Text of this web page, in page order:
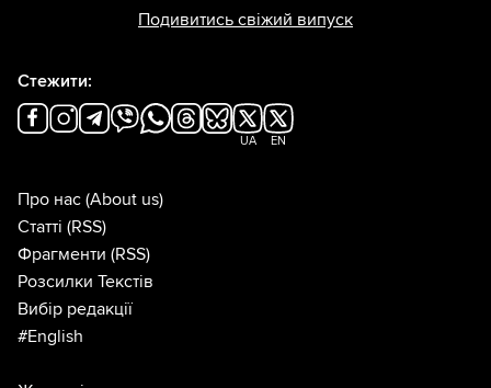
Подивитись свіжий випуск
Стежити:
UA EN
Про нас (About us)
Статті (RSS)
Фрагменти (RSS)
Розсилки Текстів
Вибір редакції
#English